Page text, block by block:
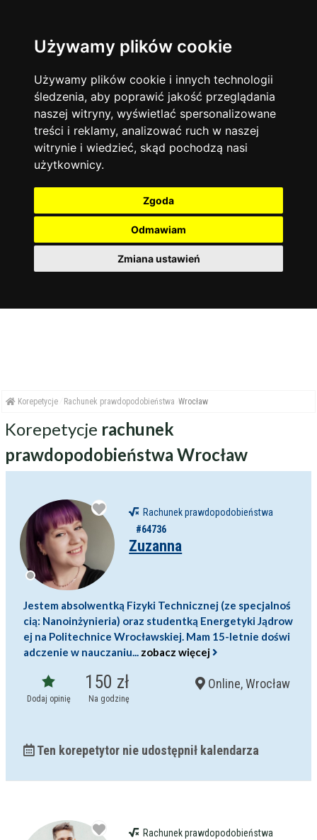
Używamy plików cookie
Używamy plików cookie i innych technologii
śledzenia, aby poprawić jakość przeglądania
naszej witryny, wyświetlać spersonalizowane
treści i reklamy, analizować ruch w naszej
witrynie i wiedzieć, skąd pochodzą nasi
użytkownicy.
Zgoda
Odmawiam
Zmiana ustawień
Język angielski 13742
Matematyka 12927
Chemia 4886
Język niemiecki 4307
Język polski 3426
Fizyka
Język francuski
Warszawa
Korepetycje
Online
14833
Kraków 7753
Wrocław
Łódź 3511
Gdańsk 2075
zakres dni
Wtorek
Środa
Czwartek
Piątek
Sobota
Niedziela
więcej filtrów Filtruj
Korepetycje Rachunek prawdopodobieństwa Wrocław
Korepetycje rachunek
prawdopodobieństwa Wrocław
Rachunek prawdopodobieństwa
#64736
Zuzanna
Jestem absolwentką Fizyki Technicznej (ze specjalnoś
cią: Nanoinżynieria) oraz studentką Energetyki Jądrow
ej na Politechnice Wrocławskiej. Mam 15-letnie doświ
adczenie w nauczaniu... zobacz więcej
Dodaj opinię
150 zł
Na godzinę
Online, Wrocław
Ten korepetytor nie udostępnił kalendarza
Rachunek prawdopodobieństwa